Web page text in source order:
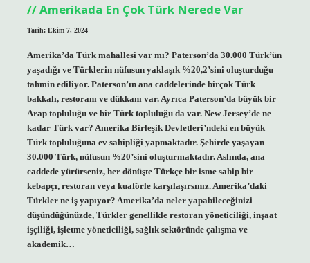
Amerikada En Çok Türk Nerede Var
Tarih: Ekim 7, 2024
Amerika’da Türk mahallesi var mı? Paterson’da 30.000 Türk’ün
yaşadığı ve Türklerin nüfusun yaklaşık %20,2’sini oluşturduğu
tahmin ediliyor. Paterson’ın ana caddelerinde birçok Türk
bakkalı, restoranı ve dükkanı var. Ayrıca Paterson’da büyük bir
Arap topluluğu ve bir Türk topluluğu da var. New Jersey’de ne
kadar Türk var? Amerika Birleşik Devletleri’ndeki en büyük
Türk topluluğuna ev sahipliği yapmaktadır. Şehirde yaşayan
30.000 Türk, nüfusun %20’sini oluşturmaktadır. Aslında, ana
caddede yürürseniz, her dönüşte Türkçe bir isme sahip bir
kebapçı, restoran veya kuaförle karşılaşırsınız. Amerika’daki
Türkler ne iş yapıyor? Amerika’da neler yapabileceğinizi
düşündüğünüzde, Türkler genellikle restoran yöneticiliği, inşaat
işçiliği, işletme yöneticiliği, sağlık sektöründe çalışma ve
akademik…